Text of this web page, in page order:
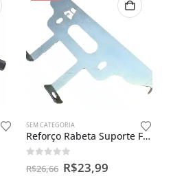
SEM CATEGORIA
Reforço Rabeta Suporte Fixador Fan Start Titan Cargo 150 160
out of 5
R$26,66 R$23,99